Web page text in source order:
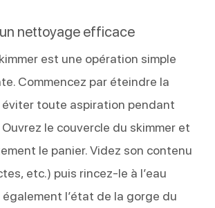
nettoyage efficace
est une opération simple
Commencez par éteindre la
toute aspiration pendant
le couvercle du skimmer et
le panier. Videz son contenu
etc.) puis rincez-le à l’eau
également l’état de la gorge du